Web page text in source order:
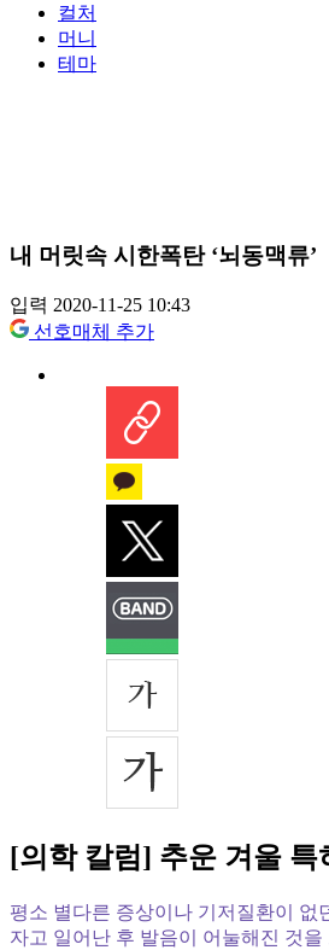
컬처
머니
테마
내 머릿속 시한폭탄 ‘뇌동맥류’
입력 2020-11-25 10:43
선호매체 추가
[의학 칼럼] 추운 겨울 특
평소 별다른 증상이나 기저질환이 없
자고 일어난 후 발음이 어눌해진 것